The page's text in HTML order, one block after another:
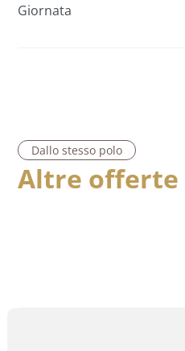
Giornata
Dallo stesso polo
Altre offerte